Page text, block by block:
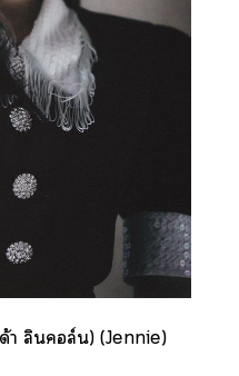
ลินคอล์น) (Jennie)